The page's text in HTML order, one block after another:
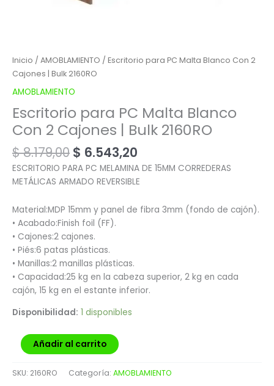
Inicio / AMOBLAMIENTO / Escritorio para PC Malta Blanco Con 2
Cajones | Bulk 2160RO
AMOBLAMIENTO
Escritorio para PC Malta Blanco
Con 2 Cajones | Bulk 2160RO
$8.179,00 $ 6.543,20
ESCRITORIO PARA PC MELAMINA DE 15MM CORREDERAS
METÁLICAS ARMADO REVERSIBLE
Material:MDP 15mm y panel de fibra 3mm (fondo de cajón).
• Acabado:Finish foil (FF).
• Cajones:2 cajones.
• Piés:6 patas plásticas.
• Manillas:2 manillas plásticas.
• Capacidad:25 kg en la cabeza superior, 2 kg en cada
cajón, 15 kg en el estante inferior.
Disponibilidad: 1 disponibles
Añadir al carrito
SKU: 2160RO Categoría: AMOBLAMIENTO